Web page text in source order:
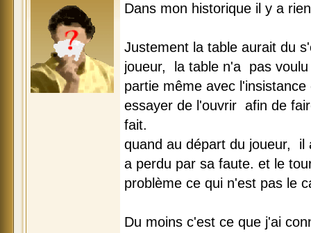
Dans mon historique il y a
Justement la table aurait du
joueur, la table n'a pas
partie même avec
essayer de l'ouvrir afin de
fait.
quand au départ du joueur, il
a perdu par sa faute. et le
problème ce qui n'est pas le
Du moins c'est ce que j'ai